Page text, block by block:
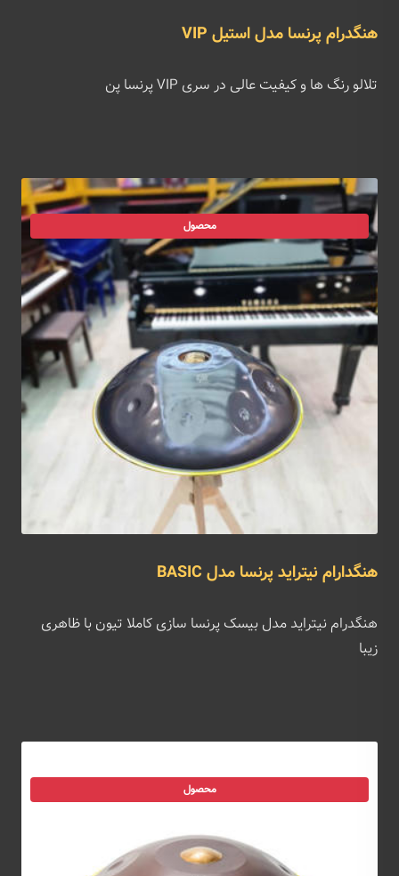
هنگدرام پرنسا مدل استیل VIP
تلالو رنگ ها و کیفیت عالی در سری VIP پرنسا پن
محصول
هنگدارام نیتراید پرنسا مدل BASIC
هنگدرام نیتراید مدل بیسک پرنسا سازی کاملا تیون با ظاهری
زیبا
محصول